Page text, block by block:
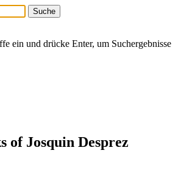
ein und drücke Enter, um Suchergebnisse
of Josquin Desprez